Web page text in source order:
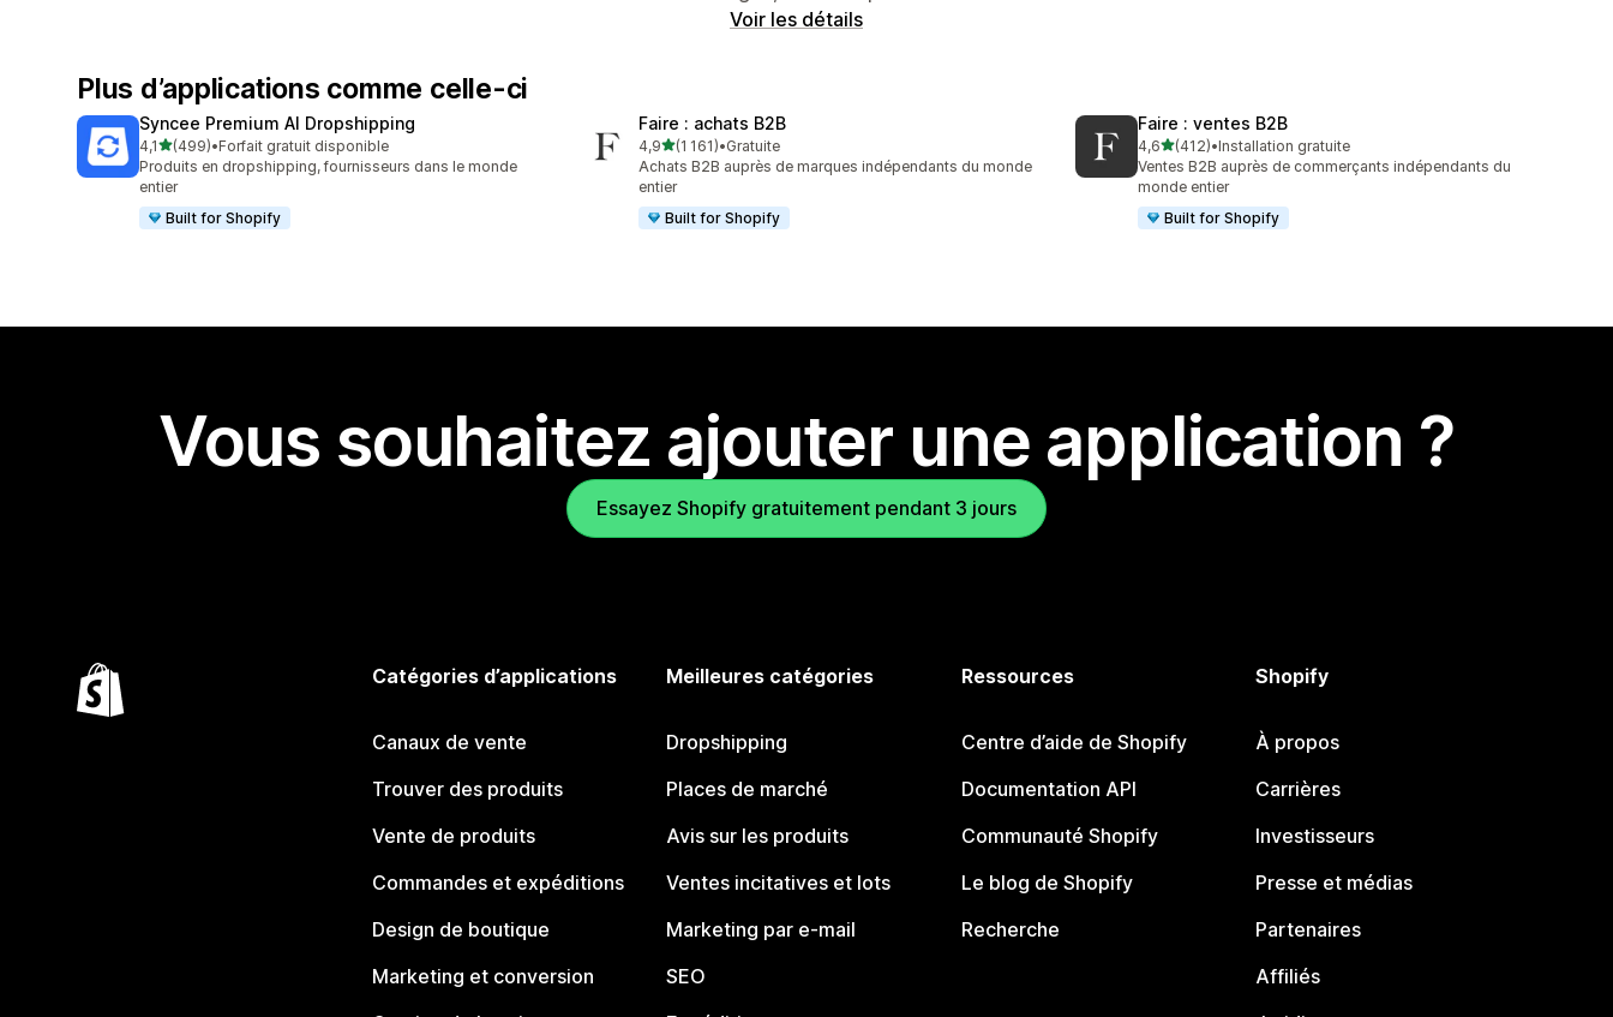
Voir les détails
Plus d’applications comme celle-ci
Syncee Premium AI Dropshipping
4,1étoile(s) sur 5
(499)
499 avis au total
•Forfait gratuit disponible
Produits en dropshipping, fournisseurs dans le monde
entier
Built for Shopify
Faire : achats B2B
4,9étoile(s) sur 5
(1 161)
1161 avis au total
•Gratuite
Achats B2B auprès de marques indépendants du monde
entier
Built for Shopify
Faire : ventes B2B
4,6étoile(s) sur 5
(412)
412 avis au total
•Installation gratuite
Ventes B2B auprès de commerçants indépendants du
monde entier
Built for Shopify
Vous souhaitez ajouter une application ?
Essayez Shopify gratuitement pendant 3 jours
Catégories d’applications
Canaux de vente
Trouver des produits
Vente de produits
Commandes et expéditions
Design de boutique
Marketing et conversion
Meilleures catégories
Dropshipping
Places de marché
Avis sur les produits
Ventes incitatives et lots
Marketing par e-mail
SEO
Ressources
Centre d’aide de Shopify
Documentation API
Communauté Shopify
Le blog de Shopify
Recherche
Shopify
À propos
Carrières
Investisseurs
Presse et médias
Partenaires
Affiliés